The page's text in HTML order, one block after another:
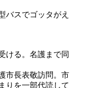
バスでゴッタがえ
ける。名護まで同
市長表敬訪問。市
りを一部代読して